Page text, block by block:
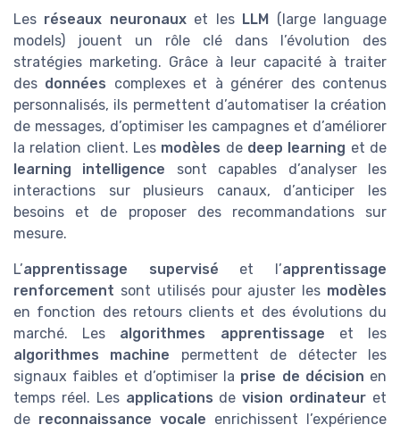
Les réseaux neuronauxet les LLM
(large language
models) jouent un rôle clé dans l’évolution des
stratégies marketing. Grâce à leur capacité à traiter
des données complexes et à générer des contenus
personnalisés, ils permettent d’automatiser la création
de messages, d’optimiser les campagnes et d’améliorer
la relation client. Les modèles de deep learning et de
learning intelligence sont capables d’analyser les
interactions sur plusieurs canaux, d’anticiper les
besoins et de proposer des recommandations sur
mesure.
L’apprentissage supervisé et l’apprentissage
renforcement sont utilisés pour ajuster les modèles
en fonction des retours clients et des évolutions du
marché. Les algorithmes apprentissage et les
algorithmes machine permettent de détecter les
signaux faibles et d’optimiser la prise de décision en
temps réel. Les applications devision ordinateur et
de reconnaissance vocale enrichissent l’expérience